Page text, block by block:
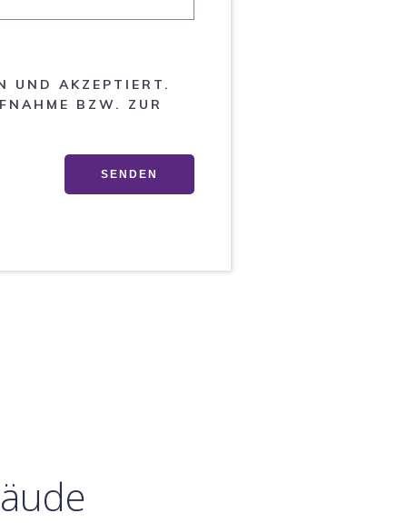
UND AKZEPTIERT.
BZW. ZUR